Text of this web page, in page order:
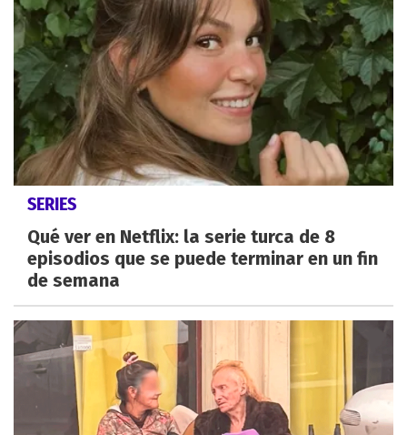
SERIES
Qué ver en Netflix: la serie turca de 8
episodios que se puede terminar en un fin
de semana